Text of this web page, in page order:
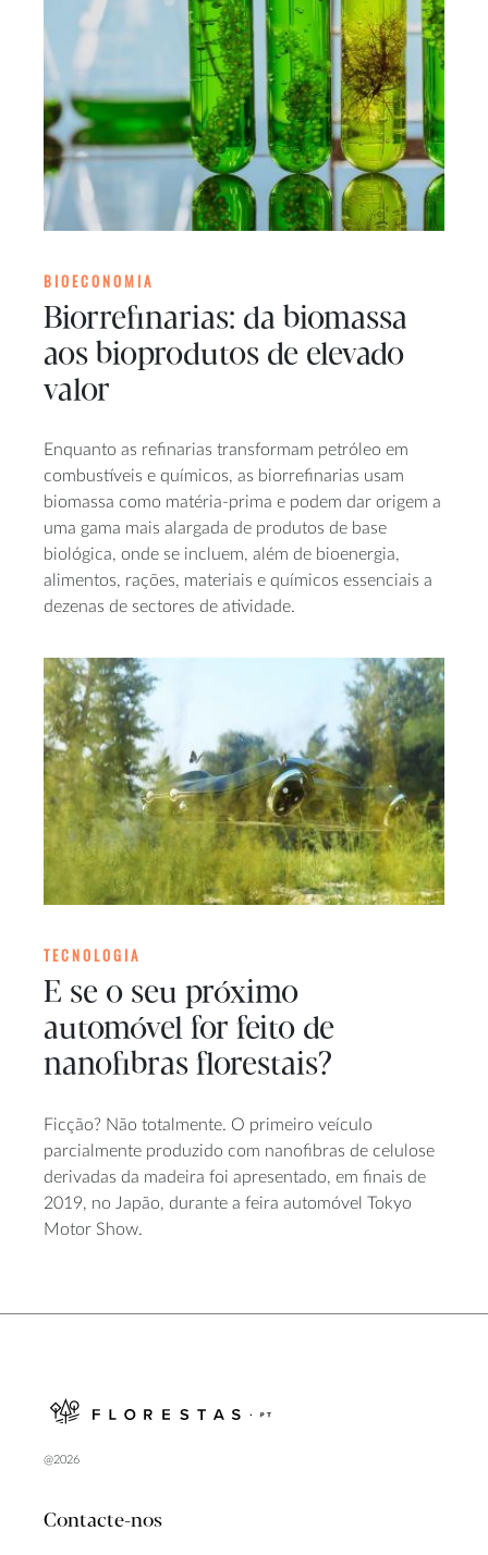
BIOECONOMIA
Biorrefinarias: da biomassa
aos bioprodutos de elevado
valor
Enquanto as refinarias transformam petróleo em
combustíveis e químicos, as biorrefinarias usam
biomassa como matéria-prima e podem dar origem a
uma gama mais alargada de produtos de base
biológica, onde se incluem, além de bioenergia,
alimentos, rações, materiais e químicos essenciais a
dezenas de sectores de atividade.
TECNOLOGIA
E se o seu próximo
automóvel for feito de
nanofibras florestais?
Ficção? Não totalmente. O primeiro veículo
parcialmente produzido com nanofibras de celulose
derivadas da madeira foi apresentado, em finais de
2019, no Japão, durante a feira automóvel Tokyo
Motor Show.
@2026
Contacte-nos